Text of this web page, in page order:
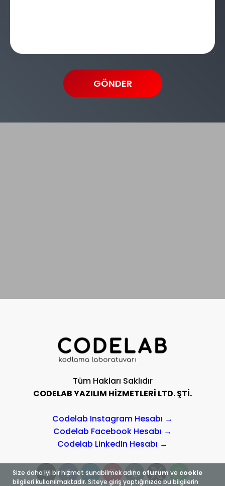
GÖNDER
Tüm Hakları Saklıdır
CODELAB YAZILIM HİZMETLERİ LTD. ŞTİ.
Codelab Instagram Hesabı →
Codelab Facebook Hesabı →
Codelab LinkedIn Hesabı →
Size daha iyi bir hizmet sunabilmek adına oturum ve cookie
bilgileri kullanılmaktadır. Siteye giriş yaptığınızda bu bilgilerin